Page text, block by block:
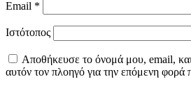
Email *
Ιστότοπος
Αποθήκευσε το όνομά μου, email,
αυτόν τον πλοηγό για την επόμενη